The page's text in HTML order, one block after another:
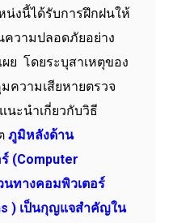
น่งนี้ได้รับการฝึกฝนให้
วามปลอดภัยอย่าง
ย โดยระบุสาเหตุของ
ความเสียหายตรวจ
ะนำเกี่ยวกับวิธี
ภูมิหลังด้าน
(Computer
ทางคอมพิวเตอร์
) เป็นกุญแจสำคัญใน